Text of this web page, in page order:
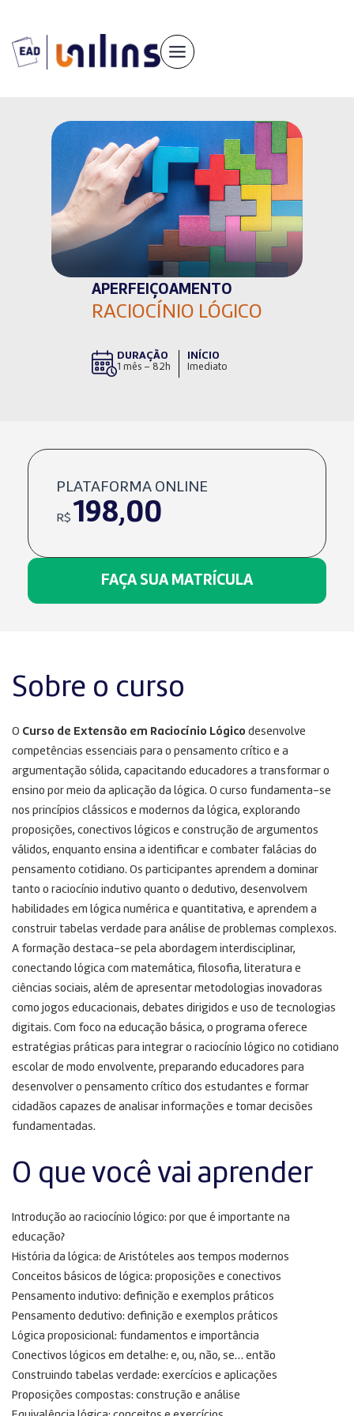
conteúdo
APERFEIÇOAMENTO
RACIOCÍNIO LÓGICO
DURAÇÃO
1 mês – 82h
INÍCIO
Imediato
Sobre o curso
O Curso de Extensão em Raciocínio Lógico desenvolve
competências essenciais para o pensamento crítico e a
argumentação sólida, capacitando educadores a transformar o
ensino por meio da aplicação da lógica. O curso fundamenta-se
nos princípios clássicos e modernos da lógica, explorando
proposições, conectivos lógicos e construção de argumentos
válidos, enquanto ensina a identificar e combater falácias do
pensamento cotidiano. Os participantes aprendem a dominar
tanto o raciocínio indutivo quanto o dedutivo, desenvolvem
habilidades em lógica numérica e quantitativa, e aprendem a
construir tabelas verdade para análise de problemas complexos.
A formação destaca-se pela abordagem interdisciplinar,
conectando lógica com matemática, filosofia, literatura e
ciências sociais, além de apresentar metodologias inovadoras
como jogos educacionais, debates dirigidos e uso de tecnologias
digitais. Com foco na educação básica, o programa oferece
estratégias práticas para integrar o raciocínio lógico no cotidiano
escolar de modo envolvente, preparando educadores para
desenvolver o pensamento crítico dos estudantes e formar
cidadãos capazes de analisar informações e tomar decisões
fundamentadas.
O que você vai aprender
Introdução ao raciocínio lógico: por que é importante na
educação?
História da lógica: de Aristóteles aos tempos modernos
Conceitos básicos de lógica: proposições e conectivos
Pensamento indutivo: definição e exemplos práticos
Pensamento dedutivo: definição e exemplos práticos
Lógica proposicional: fundamentos e importância
Conectivos lógicos em detalhe: e, ou, não, se… então
Construindo tabelas verdade: exercícios e aplicações
Proposições compostas: construção e análise
PLATAFORMA ONLINE
R$ 198,00
FAÇA SUA MATRÍCULA